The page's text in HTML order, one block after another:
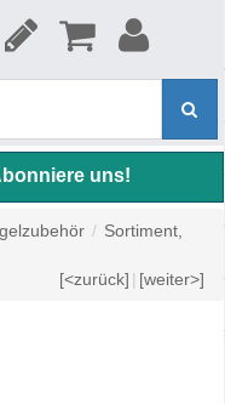
uns!
/ Sortiment,
[<zurück] | [weiter>]